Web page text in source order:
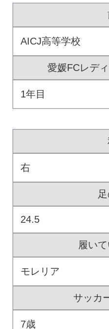
AICJ高等学校
愛媛FCレデ
1年目
右
24.5
履い
モレリア
サッカ
7歳